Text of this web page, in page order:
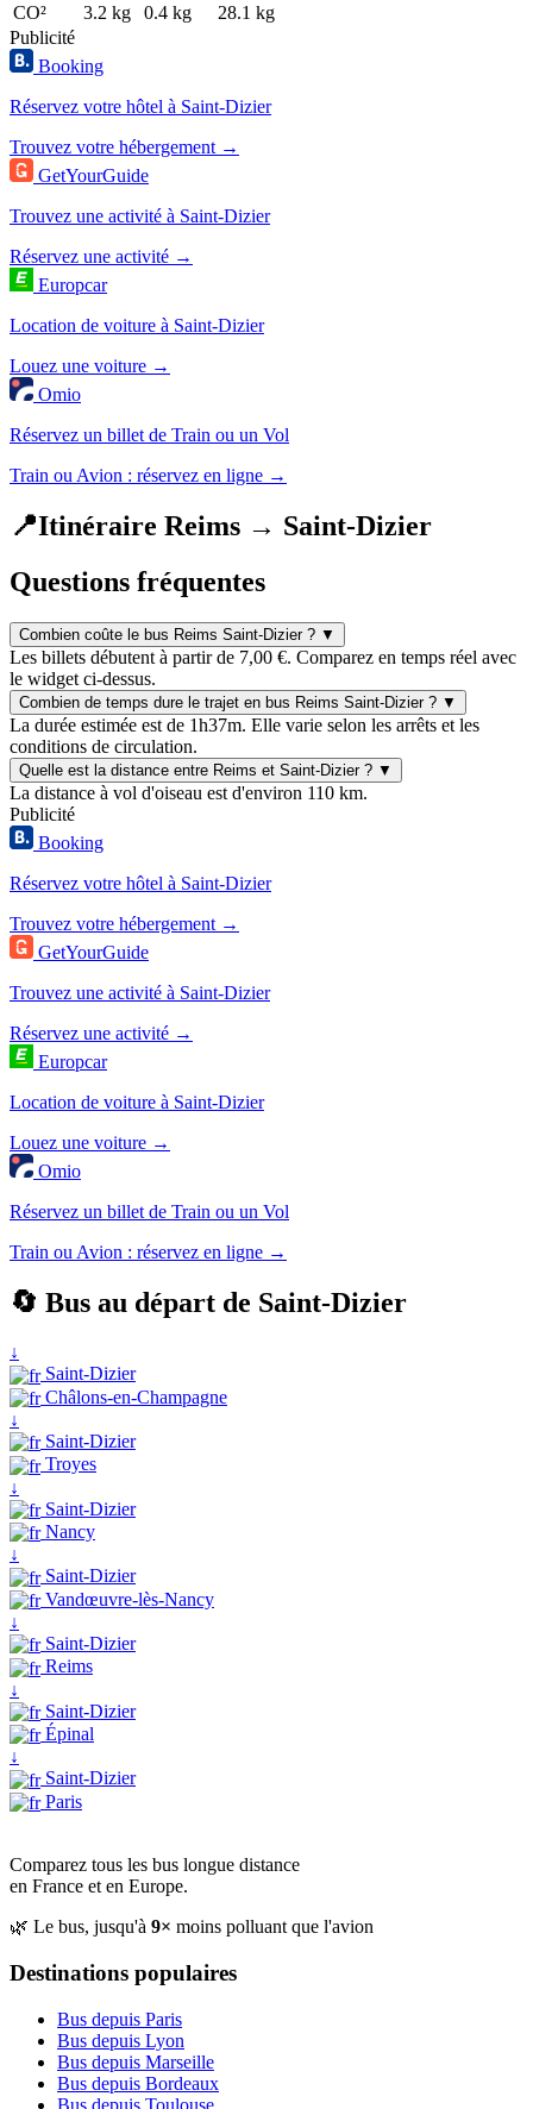
CO²
3.2 kg 0.4 kg
28.1 kg
Publicité
Booking
Réservez votre hôtel à Saint-Dizier
Trouvez votre hébergement →
GetYourGuide
Trouvez une activité à Saint-Dizier
Réservez une activité →
Europcar
Location de voiture à Saint-Dizier
Louez une voiture →
Omio
Réservez un billet de Train ou un Vol
Train ou Avion : réservez en ligne →
📍Itinéraire Reims → Saint-Dizier
Questions fréquentes
Combien coûte le bus Reims Saint-Dizier ? ▼
Les billets débutent à partir de 7,00 €. Comparez en temps réel avec
le widget ci-dessus.
Combien de temps dure le trajet en bus Reims Saint-Dizier ? ▼
La durée estimée est de 1h37m. Elle varie selon les arrêts et les
conditions de circulation.
Quelle est la distance entre Reims et Saint-Dizier ? ▼
La distance à vol d'oiseau est d'environ 110 km.
Publicité
Booking
Réservez votre hôtel à Saint-Dizier
Trouvez votre hébergement →
GetYourGuide
Trouvez une activité à Saint-Dizier
Réservez une activité →
Europcar
Location de voiture à Saint-Dizier
Louez une voiture →
Omio
Réservez un billet de Train ou un Vol
Train ou Avion : réservez en ligne →
🔄 Bus au départ de Saint-Dizier
↓
Saint-Dizier
Châlons-en-Champagne
↓
Saint-Dizier
Troyes
↓
Saint-Dizier
Nancy
↓
Saint-Dizier
Vandœuvre-lès-Nancy
↓
Saint-Dizier
Reims
↓
Saint-Dizier
Épinal
↓
Saint-Dizier
Paris
Comparez tous les bus longue distance
en France et en Europe.
🌿 Le bus, jusqu'à 9× moins polluant que l'avion
Destinations populaires
Bus depuis Paris
Bus depuis Lyon
Bus depuis Marseille
Bus depuis Bordeaux
Bus depuis Toulouse